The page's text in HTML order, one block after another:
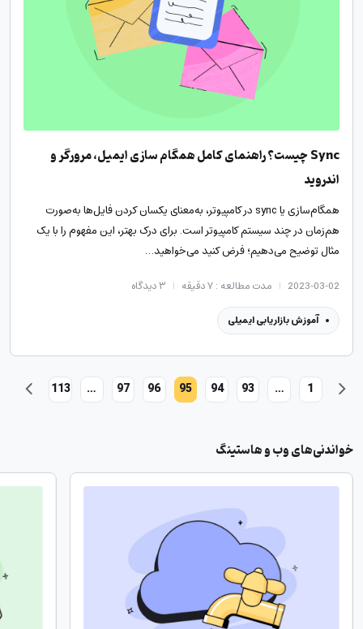
Sync چیست؟ راهنمای کامل همگام سازی ایمیل، مرورگر و
اندروید
همگام‌سازی یا sync در کامپیوتر، به‌معنای یکسان کردن فایل‌ها به‌صورت
هم‌زمان در چند سیستم کامپیوتر است. برای درک بهتر، این مفهوم را با یک
مثال توضیح می‌دهیم؛ فرض کنید می‌خواهید…
2023-03-02 مدت مطالعه : ۷ دقیقه ۳دیدگاه
آموزش بازاریابی ایمیلی
1
…
93
94
95
96
97
…
113
خواندنی‌های وب و هاستینگ